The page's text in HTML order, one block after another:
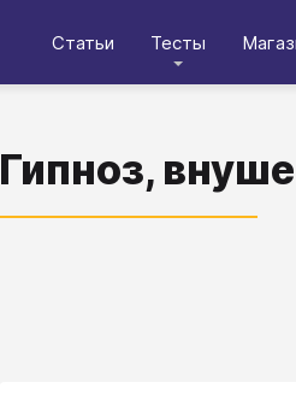
Статьи Тесты
Гипноз,